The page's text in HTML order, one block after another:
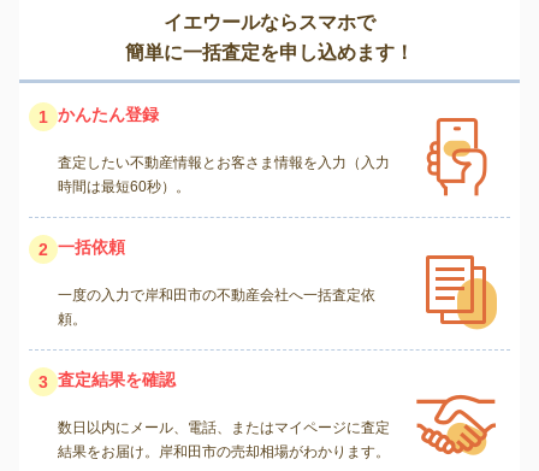
イエウールならスマホで
簡単に一括査定を申し込めます！
1 かんたん登録
査定したい不動産情報とお客さま情報を入力（入力
時間は最短60秒）。
2 一括依頼
一度の入力で岸和田市の不動産会社へ一括査定依
頼。
3 査定結果を確認
数日以内にメール、電話、またはマイページに査定
結果をお届け。岸和田市の売却相場がわかります。